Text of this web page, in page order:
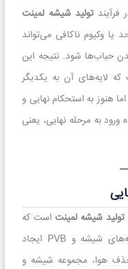
فرآیندتولید شیشه لمینت
وکیوم ناکافی می‌تواند
حباب‌ها شود. نتیجه این
لایه‌های آن به یکدیگر
هنوز به استحکام نهایی و
به مرحله نهایی، یعنی
تولید شیشه لمینتاست که
در آن چسبندگی نهایی و دائمی بین لایه‌های شیشه و PVB ایجاد
هوا، مجموعه شیشه و